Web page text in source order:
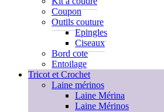
Coupon
Outils couture
Epingles
Ciseaux
Bord cote
Entoilage
Tricot et Crochet
Laine mérinos
Laine Mérina
Laine Mérinos